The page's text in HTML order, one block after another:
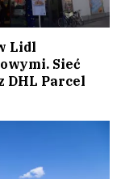
Lidl
Sieć
DHL Parcel